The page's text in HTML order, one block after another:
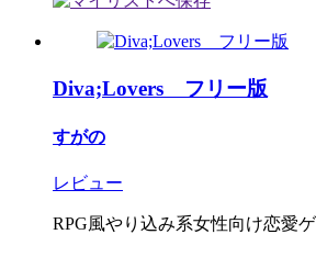
Diva;Lovers フリー版
すがの
レビュー
RPG風やり込み系女性向け恋愛